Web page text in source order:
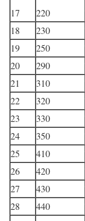
17 220
18
230
19
250
20
290
21
310
22
320
23
330
24
350
25
410
26
420
27
430
28
440